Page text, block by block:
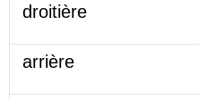
droitière
arrière